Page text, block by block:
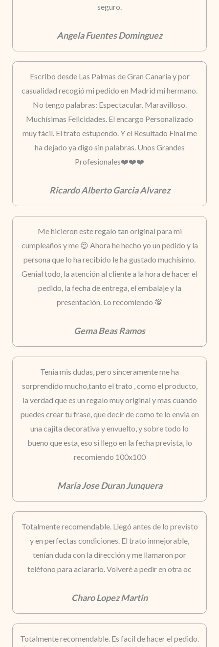
seguro.
Angela Fuentes Dominguez
Escribo desde Las Palmas de Gran Canaria y por
casualidad recogió mi pedido en Madrid mi hermano.
No tengo palabras: Espectacular. Maravilloso.
Muchísimas Felicidades. El encargo Personalizado
muy fácil. El trato estupendo. Y el Resultado Final me
ha dejado ya digo sin palabras. Unos Grandes
Profesionales❤️❤️❤️
Ricardo Alberto Garcia Alvarez
Me hicieron este regalo tan original para mi
cumpleaños y me 😍 Ahora he hecho yo un pedido y la
persona que lo ha recibido le ha gustado muchísimo.
Genial todo, la atención al cliente a la hora de hacer el
pedido, la fecha de entrega, el embalaje y la
presentación. Lo recomiendo 💯
Gema Beas Ramos
Tenia mis dudas, pero sinceramente me ha
sorprendido mucho,tanto el trato , como el producto,
la verdad que es un regalo muy original y mas cuando
puedes crear tu frase, que decir de como te lo envia en
una cajita decorativa y envuelto, y sobre todo lo
bueno que esta, eso si llego en la fecha prevista, lo
recomiendo 100x100
Maria Jose Duran Junquera
Totalmente recomendable. Llegó antes de lo previsto
y en perfectas condiciones. El trato inmejorable,
tenían duda con la dirección y me llamaron por
teléfono para aclararlo. Volveré a pedir en otra oc
Charo Lopez Martin
Totalmente recomendable. Es facil de hacer el pedido.